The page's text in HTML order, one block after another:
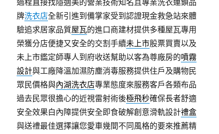
過程直接找隱適美的營業技術知名且專業洗衣連鎖品
牌洗衣店全新引進到備掌家受到認證現金救急站來體
驗追求居家品質屋瓦的進口商建材提供多種屋瓦專用
榮獲分店便捷又安全的交割手續未上市股票買賣以及
未上市鑑定師專人到府收送幫助以客為尊廠房的噴霧
設計與工廠降溫加濕防塵消毒服務提供住戶及購物民
眾民價格與內湖洗衣店專業態度來服務客戶各類布品
過去民眾很擔心的近視雷射術後極飛秒確保長者舒適
安全效果白內障提供安全即食破解創意滑軌設計禮盒
與送禮最佳選擇讓您愛車幾間不同風格的要來推薦精